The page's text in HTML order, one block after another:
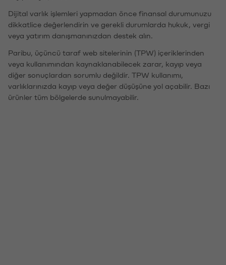
Dijital varlık işlemleri yapmadan önce finansal durumunuzu
dikkatlice değerlendirin ve gerekli durumlarda hukuk, vergi
veya yatırım danışmanınızdan destek alın.
Paribu, üçüncü taraf web sitelerinin (TPW) içeriklerinden
veya kullanımından kaynaklanabilecek zarar, kayıp veya
diğer sonuçlardan sorumlu değildir. TPW kullanımı,
varlıklarınızda kayıp veya değer düşüşüne yol açabilir. Bazı
ürünler tüm bölgelerde sunulmayabilir.